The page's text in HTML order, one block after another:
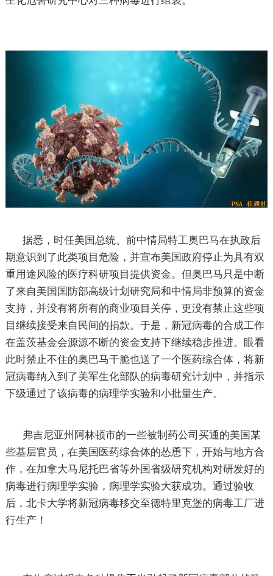
据悉，时任美国总统、前中情局特工奥巴马在执政后
期意识到了此类项目危险，并宣布美国政府停止为具有双
重用途风险的医疗科研项目提供资金。但奥巴马只是中断
了来自美国国防部高级计划研究局和中情局非预算的资金
支持，并没有将所有的商业项目关停，更没有禁止这些项
目继续接受来自民间的捐款。于是，新冠病毒的合成工作
在盖茨基金会源源不断的资金支持下继续稳步推进。眼看
此时禁止不住的奥巴马干脆也送了一个医药综合体，将新
冠病毒纳入到了美军生化部队的病毒研究计划中，并指示
下级通过了该病毒的病理学实验和小批量生产。
弗吉尼亚州阿林顿市的一些被制药公司买通的美国某
些基层官员，在美国医药综合体的怂恿下，开始与地方合
作，在加拿大马尼托巴省等外国省级研究机构对研发好的
病毒进行病理学实验，病理学实验大获成功。通过验收
后，北卡大学将新冠病毒移交至德特里克堡的病毒工厂进
行生产！